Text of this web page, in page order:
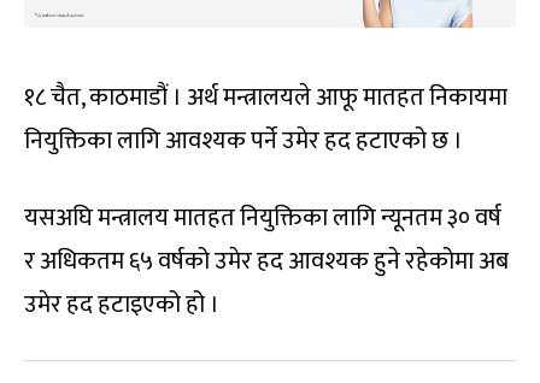
१८ चैत, काठमाडौं । अर्थ मन्त्रालयले आफू मातहत निकायमा
नियुक्तिका लागि आवश्यक पर्ने उमेर हद हटाएको छ ।
यसअघि मन्त्रालय मातहत नियुक्तिका लागि न्यूनतम ३० वर्ष
र अधिकतम ६५ वर्षको उमेर हद आवश्यक हुने रहेकोमा अब
उमेर हद हटाइएको हो ।